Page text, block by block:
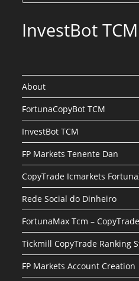
InvestBot TCM
About
FortunaCopyBot TCM
InvestBot TCM
FP Markets Tenente Dan
CopyTrade Icmarkets
Rede Social do Dinheiro
FortunaMax Tcm –
Tickmill CopyTrade Ranking
FP Markets Account Creation